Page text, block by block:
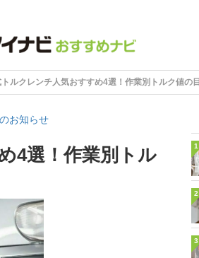
ルクレンチ人気おすすめ4選！作業別トルク値の
お知らせ
4選！作業別トル
1
2
3